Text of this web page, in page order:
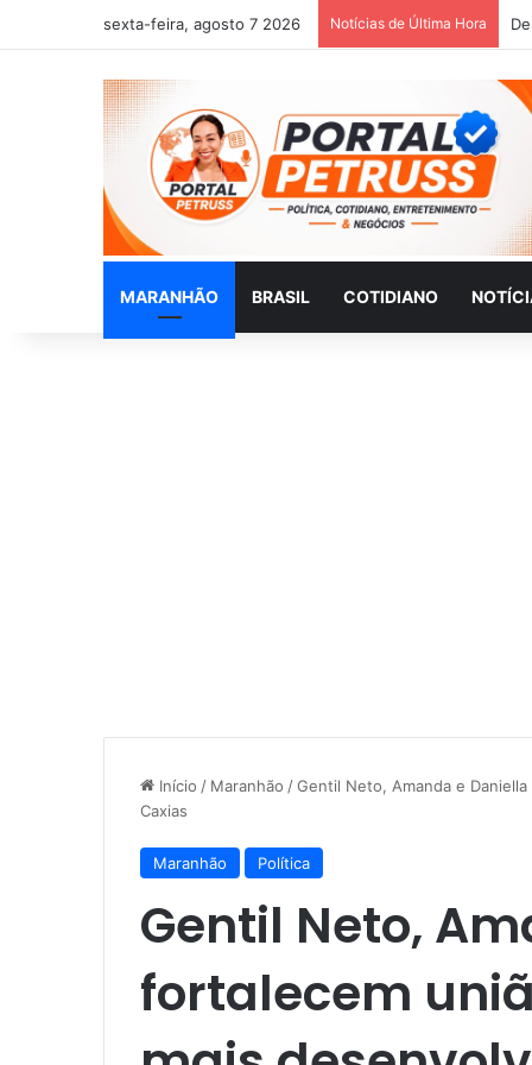
sexta-feira, agosto 7 2026 Notícias de Última Hora
MARANHÃO BRASIL COTIDIANO
Início / Maranhão /Gentil Neto, Amanda e
Caxias
Maranhão Política
Gentil Neto,
fortalecem